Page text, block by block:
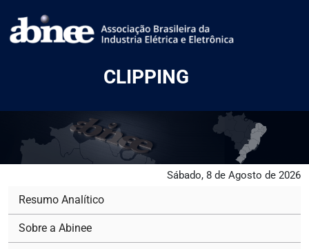
CLIPPING
Sábado, 8 de Agosto de 2026
Resumo Analítico
Sobre a Abinee